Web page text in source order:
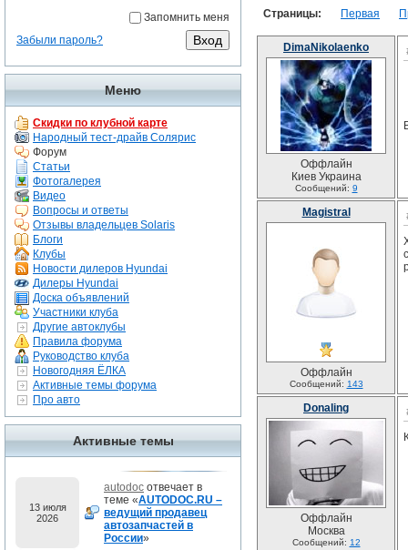
Запомнить меня
Забыли пароль?
Меню
Скидки по клубной карте
Народный тест-драйв Солярис
Форум
Статьи
Фотогалерея
Видео
Вопросы и ответы
Отзывы владельцев Solaris
Блоги
Клубы
Новости дилеров Hyundai
Дилеры Hyundai
Доска объявлений
Участники клуба
Другие автоклубы
Правила форума
Руководство клуба
Новогодняя ЁЛКА
Активные темы форума
Про авто
Активные темы
13 июля
2026
autodoc отвечает в
теме «AUTODOC.RU –
ведущий продавец
автозапчастей в
России»
Страницы: Первая
DimaNikolaenko
Оффлайн
Киев Украина
Сообщений: 9
Magistral
Оффлайн
Сообщений: 143
Donaling
Оффлайн
Москва
Сообщений: 12